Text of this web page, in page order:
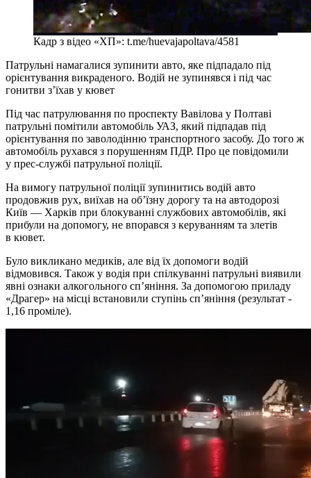
Кадр з відео «ХП»: t.me/huevajapoltava/4581
Патрульні намагалися зупинити авто, яке підпадало під
орієнтування викраденого. Водій не зупинявся і під час
гонитви з’їхав у кювет
Під час патрулювання по проспекту Вавілова у Полтаві
патрульні помітили автомобіль УАЗ, який підпадав під
орієнтування по заволодінню транспортного засобу. До того ж
автомобіль рухався з порушенням ПДР. Про це повідомили
у прес-службі патрульної поліції.
На вимогу патрульної поліції зупинитись водій авто
продовжив рух, виїхав на об’їзну дорогу та на автодорозі
Київ — Харків при блокуванні службових автомобілів, які
прибули на допомогу, не впорався з керуванням та злетів
в кювет.
Було викликано медиків, але від їх допомоги водій
відмовився. Також у водія при спілкуванні патрульні виявили
явні ознаки алкогольного сп’яніння. За допомогою приладу
«Драгер» на місці встановили ступінь сп’яніння (результат -
1,16 проміле).